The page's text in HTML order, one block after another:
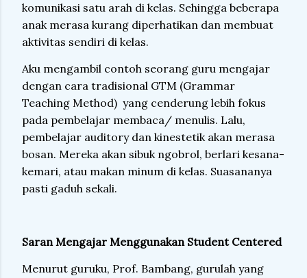
komunikasi satu arah di kelas. Sehingga beberapa
anak merasa kurang diperhatikan dan membuat
aktivitas sendiri di kelas.
Aku mengambil contoh seorang guru mengajar
dengan cara tradisional GTM (Grammar
Teaching Method) yang cenderung lebih fokus
pada pembelajar membaca/ menulis. Lalu,
pembelajar auditory dan kinestetik akan merasa
bosan. Mereka akan sibuk ngobrol, berlari kesana-
kemari, atau makan minum di kelas. Suasananya
pasti gaduh sekali.
Saran Mengajar Menggunakan Student Centered
Menurut guruku, Prof. Bambang, gurulah yang